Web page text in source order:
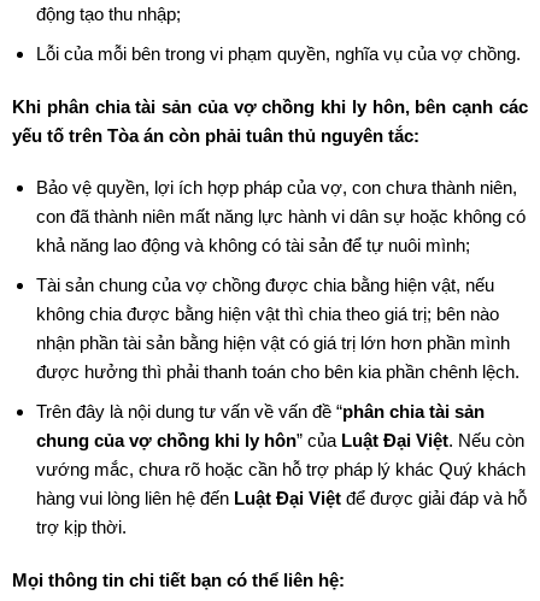
động tạo thu nhập;
Lỗi của mỗi bên trong vi phạm quyền, nghĩa vụ của vợ chồng.
Khi phân chia tài sản của vợ chồng khi ly hôn, bên cạnh các
yếu tố trên Tòa án còn phải tuân thủ nguyên tắc:
Bảo vệ quyền, lợi ích hợp pháp của vợ, con chưa thành niên,
con đã thành niên mất năng lực hành vi dân sự hoặc không có
khả năng lao động và không có tài sản để tự nuôi mình;
Tài sản chung của vợ chồng được chia bằng hiện vật, nếu
không chia được bằng hiện vật thì chia theo giá trị; bên nào
nhận phần tài sản bằng hiện vật có giá trị lớn hơn phần mình
được hưởng thì phải thanh toán cho bên kia phần chênh lệch.
Trên đây là nội dung tư vấn về vấn đề “phân chia tài sản
chung của vợ chồng khi ly hôn” của Luật Đại Việt. Nếu còn
vướng mắc, chưa rõ hoặc cần hỗ trợ pháp lý khác Quý khách
hàng vui lòng liên hệ đến Luật Đại Việtđể được giải đáp và hỗ
trợ kịp thời.
Mọi thông tin chi tiết bạn có thể liên hệ: